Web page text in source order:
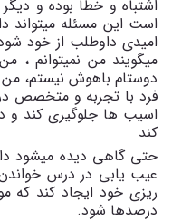
اشتباه و خطا بوده و
است این مسئله میتواند
امیدی داوطلب از خود
میگویند من نمیتوانم ،
دوستام باهوش نیستم، من
فرد با تجربه و متخصص در
اسیب ها جلوگیری کند و
کند
حتی گاهی دیده میشود
عیب یابی در درس خواندن
ریزی خود ایجاد کند که
درصدها شود.